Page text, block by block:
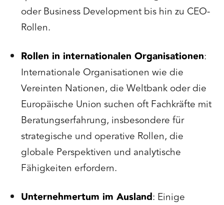
oder Business Development bis hin zu CEO-
Rollen.
Rollen in internationalen Organisationen:
Internationale Organisationen wie die
Vereinten Nationen, die Weltbank oder die
Europäische Union suchen oft Fachkräfte mit
Beratungserfahrung, insbesondere für
strategische und operative Rollen, die
globale Perspektiven und analytische
Fähigkeiten erfordern.
Unternehmertum im Ausland: Einige